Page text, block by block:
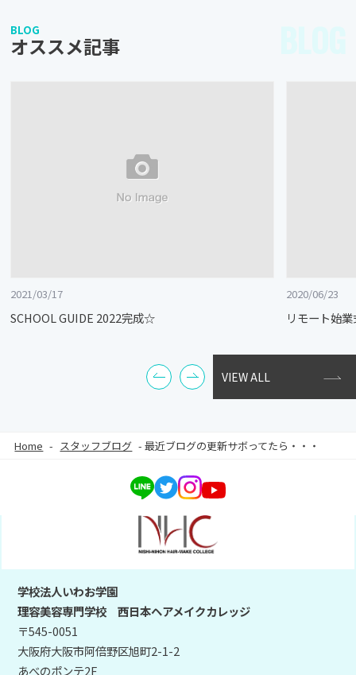
BLOG
オススメ記事
2021/03/17
SCHOOL GUIDE 2022完成☆
2020/06/23
リモート始
VIEW ALL
Home - スタッフブログ -最近ブログの更新サボってたら・・・
学校法人いわお学園
理容美容専門学校 西日本ヘアメイクカレッジ
〒545-0051
大阪府大阪市阿倍野区旭町2-1-2
あべのポンテ2F